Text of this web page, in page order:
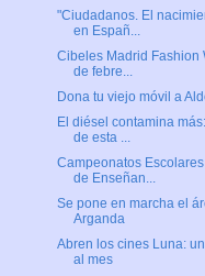
"Ciudadanos. El
en Españ...
Cibeles Madrid Fashion
de febre...
Dona tu viejo móvil a
El diésel contamina
de esta ...
Campeonatos
de Enseñan...
Se pone en marcha el
Arganda
Abren los cines Luna:
al mes